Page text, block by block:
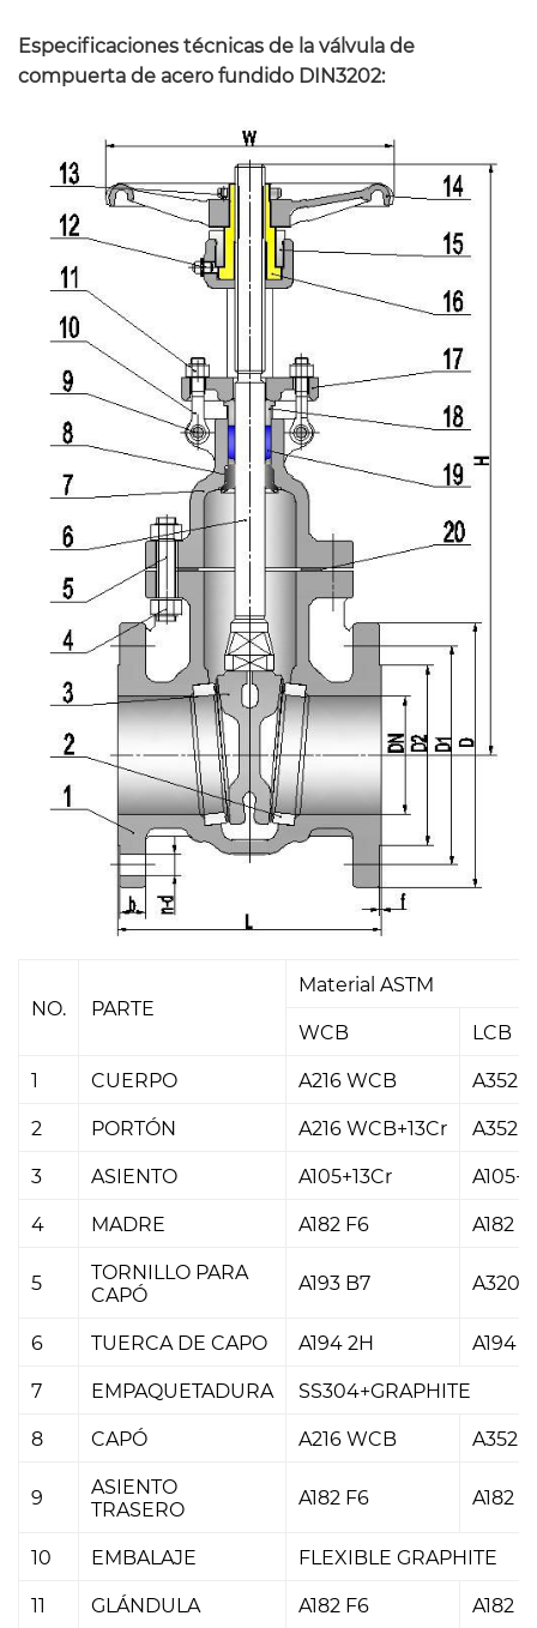
Especificaciones técnicas de la válvula de
compuerta de acero fundido DIN3202:
NO. PARTE
Material ASTM
WCB
LCB
1
CUERPO A216 WCB
A352
2
PORTÓN A216 WCB+13Cr
A352
3
ASIENTO A105+13Cr
4
MADRE A182 F6 A182
5
TORNILLO PARA
CAPÓ
A193 B7 A320
6 TUERCA DE CAPO A194 2H
A194 7
7
EMPAQUETADURA
SS304+GRAPHITE
8
CAPÓ A216 WCB A352
9
ASIENTO
TRASERO
A182 F6 A182
10 EMBALAJE
FLEXIBLE GRAPHITE
11
GLÁNDULA A182 F6 A182